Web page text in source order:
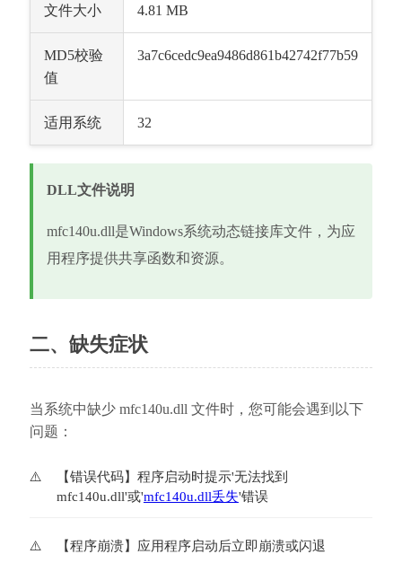
文件大小 4.81 MB
MD5校验
值
3a7c6cedc9ea9486d861b42742f77b59
适用系统 32
DLL文件说明
mfc140u.dll是Windows系统动态链接库文件，为应
用程序提供共享函数和资源。
二、缺失症状
当系统中缺少 mfc140u.dll 文件时，您可能会遇到以下
问题：
【错误代码】程序启动时提示'无法找到
mfc140u.dll'或'mfc140u.dll丢失'错误
【程序崩溃】应用程序启动后立即崩溃或闪退